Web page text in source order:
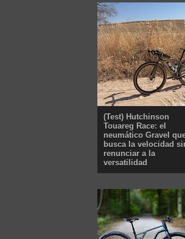
(Test) Hutchinson
Touareg Race: el
neumático Gravel
busca la velocidad
renunciar a la
versatilidad